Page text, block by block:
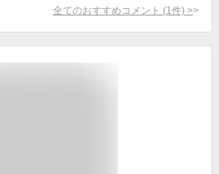
全てのおすすめコメント (1 件) >